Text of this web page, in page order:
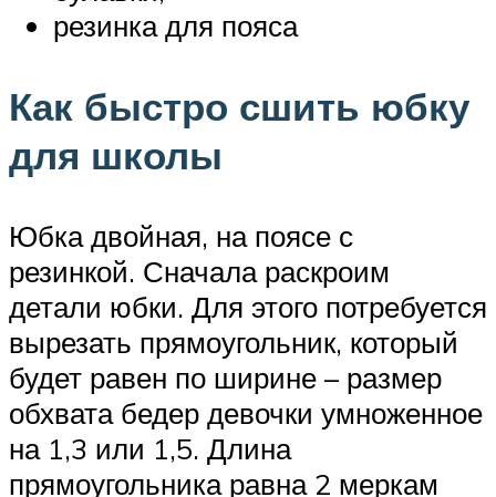
резинка для пояса
Как быстро сшить юбку
для школы
Юбка двойная, на поясе с
резинкой. Сначала раскроим
детали юбки. Для этого потребуется
вырезать прямоугольник, который
будет равен по ширине – размер
обхвата бедер девочки умноженное
на 1,3 или 1,5. Длина
прямоугольника равна 2 меркам